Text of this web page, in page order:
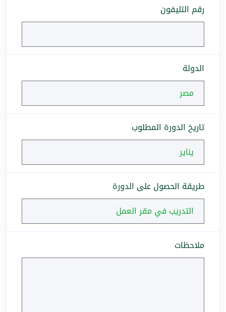
رقم التليفون
الدولة
تاريخ الدورة المطلوب
طريقة الحصول على الدورة
ملاحظات